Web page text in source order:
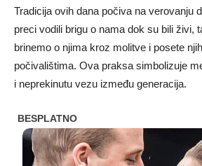
Tradicija ovih dana počiva na verovanju
preci vodili brigu o nama dok su bili živi,
brinemo o njima kroz molitve i posete
počivalištima. Ova praksa simbolizuje
i neprekinutu vezu između generacija.